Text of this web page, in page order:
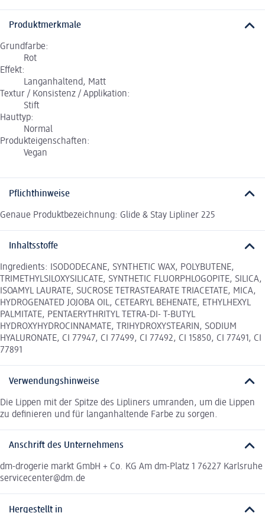
Produktmerkmale
Grundfarbe:
Rot
Effekt:
Langanhaltend, Matt
Textur / Konsistenz / Applikation:
Stift
Hauttyp:
Normal
Produkteigenschaften:
Vegan
Pflichthinweise
Genaue Produktbezeichnung: Glide & Stay Lipliner 225
Inhaltsstoffe
Ingredients: ISODODECANE, SYNTHETIC WAX, POLYBUTENE,
TRIMETHYLSILOXYSILICATE, SYNTHETIC FLUORPHLOGOPITE, SILICA,
ISOAMYL LAURATE, SUCROSE TETRASTEARATE TRIACETATE, MICA,
HYDROGENATED JOJOBA OIL, CETEARYL BEHENATE, ETHYLHEXYL
PALMITATE, PENTAERYTHRITYL TETRA-DI- T-BUTYL
HYDROXYHYDROCINNAMATE, TRIHYDROXYSTEARIN, SODIUM
HYALURONATE, CI 77947, CI 77499, CI 77492, CI 15850, CI 77491, CI
77891
Verwendungshinweise
Die Lippen mit der Spitze des Lipliners umranden, um die Lippen
zu definieren und für langanhaltende Farbe zu sorgen.
Anschrift des Unternehmens
dm-drogerie markt GmbH + Co. KG Am dm-Platz 1 76227 Karlsruhe
servicecenter@dm.de
Hergestellt in